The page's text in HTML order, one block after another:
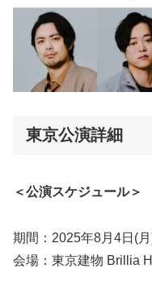
東京公演詳細
＜公演スケジュール＞
期間：2025年8月4日(
会場：東京建物 Brillia